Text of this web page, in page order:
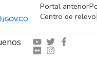
Portal anterior
Centro de relevo